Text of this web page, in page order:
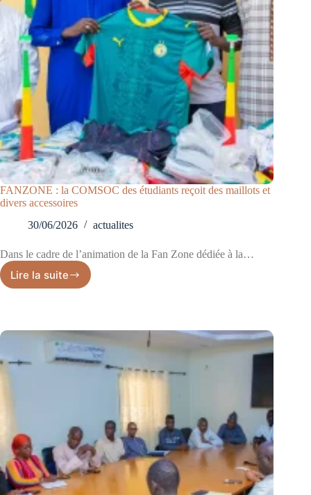
FANZONE : la COMSOC des étudiants reçoit des maillots et
divers accessoires
30/06/2026
actualites
Dans le cadre de l’animation de la Fan Zone dédiée à la…
Lire la suite